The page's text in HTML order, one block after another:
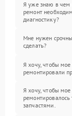
Я уже знаю в чем
ремонт
диагностику?
Мне нужен
сделать?
Я хочу, чтобы мое
ремонтировали
Я хочу, чтобы мое
запчастями.